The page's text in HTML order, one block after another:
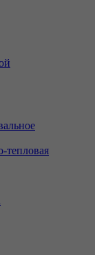
тепловая